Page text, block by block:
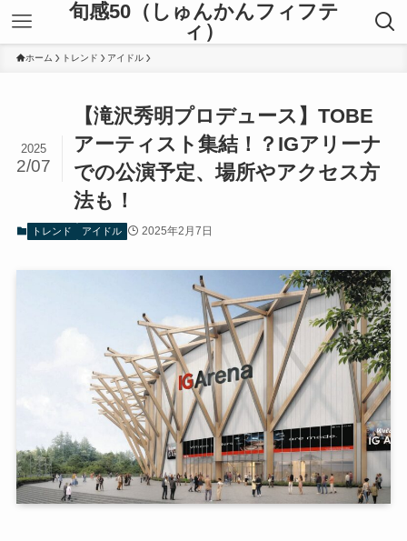
旬感50（しゅんかんフィフテ
ィ）
ホーム トレンド アイドル
【滝沢秀明プロデュース】TOBE
アーティスト集結！？IGアリーナ
での公演予定、場所やアクセス方
法も！
2025
2/07
トレンド アイドル 2025年2月7日